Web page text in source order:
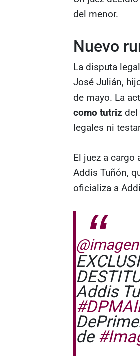
del menor.
Nuevo
La disputa
José Julián,
de mayo. La
como tutriz
legales ni
El juez a cargo
Addis Tuñón,
oficializa a
Addis
de